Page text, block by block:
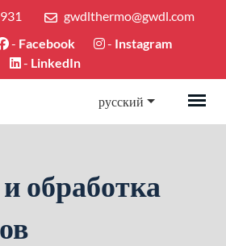
gwdlthermo@gwdl.com
- Facebook - Instagram
- LinkedIn
русский
обработка